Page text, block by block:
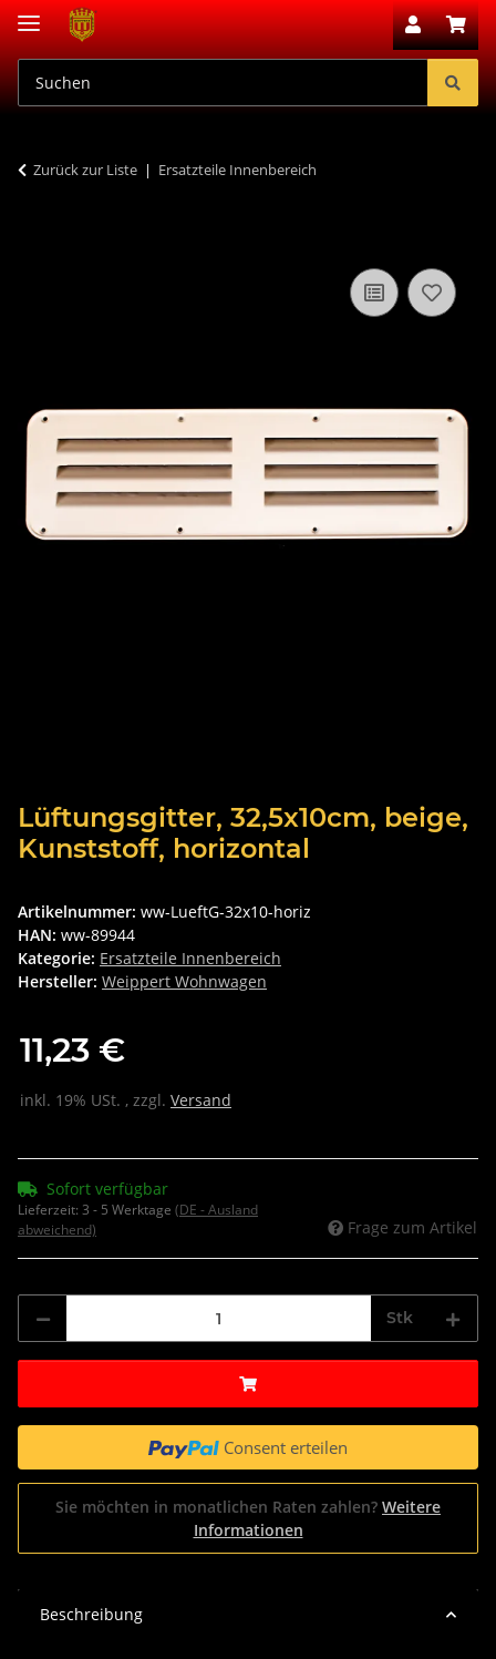
Zurück zur Liste Ersatzteile Innenbereich
Lüftungsgitter, 32,5x10cm, beige,
Kunststoff, horizontal
Artikelnummer: ww-LueftG-32x10-horiz
HAN: ww-89944
Kategorie: Ersatzteile Innenbereich
Hersteller: Weippert Wohnwagen
11,23 €
inkl. 19% USt. , zzgl. Versand
Sofort verfügbar
Lieferzeit: 3 - 5 Werktage (DE - Ausland
abweichend)
Frage zum Artikel
Stk
Consent erteilen
Sie möchten in monatlichen Raten zahlen? Weitere
Informationen
Beschreibung